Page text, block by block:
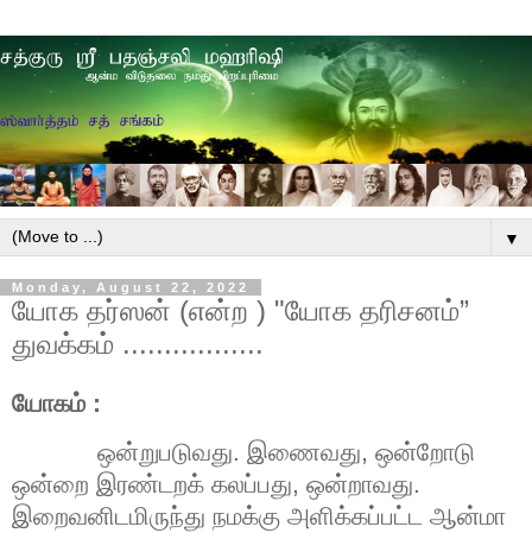
▼
Monday, August 22, 2022
யோக தர்ஸன் (என்ற ) "யோக தரிசனம்”
துவக்கம் .................
யோகம் :
ஒன்றுபடுவது. இணைவது, ஒன்றோடு
ஒன்றை இரண்டறக் கலப்பது, ஒன்றாவது.
இறைவனிடமிருந்து நமக்கு அளிக்கப்பட்ட ஆன்மா